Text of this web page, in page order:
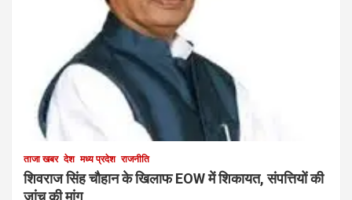
ताजा खबर देश मध्य प्रदेश राजनीति
शिवराज सिंह चौहान के खिलाफ EOW में शिकायत, संपत्तियों की
जांच की मांग